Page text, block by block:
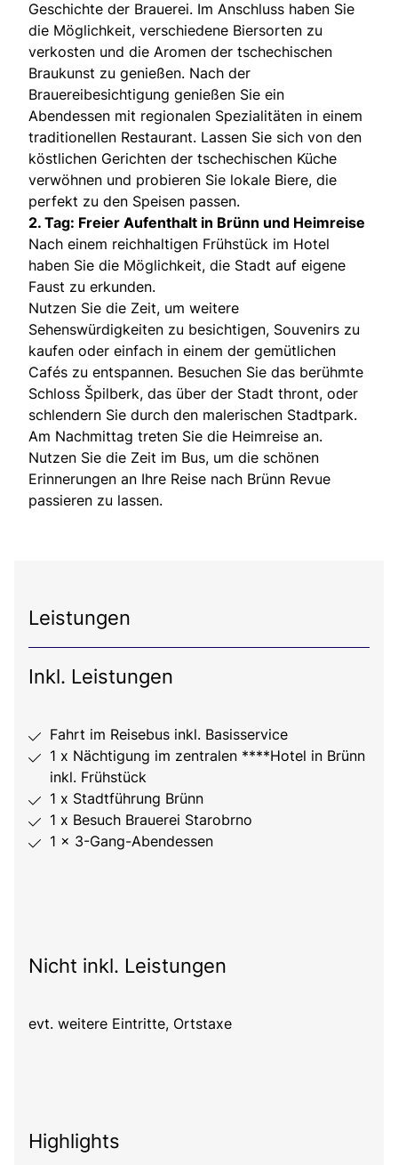
Geschichte der Brauerei. Im Anschluss haben Sie
die Möglichkeit, verschiedene Biersorten zu
verkosten und die Aromen der tschechischen
Braukunst zu genießen. Nach der
Brauereibesichtigung genießen Sie ein
Abendessen mit regionalen Spezialitäten in einem
traditionellen Restaurant. Lassen Sie sich von den
köstlichen Gerichten der tschechischen Küche
verwöhnen und probieren Sie lokale Biere, die
perfekt zu den Speisen passen.
2. Tag: Freier Aufenthalt in Brünn und Heimreise
Nach einem reichhaltigen Frühstück im Hotel
haben Sie die Möglichkeit, die Stadt auf eigene
Faust zu erkunden.
Nutzen Sie die Zeit, um weitere
Sehenswürdigkeiten zu besichtigen, Souvenirs zu
kaufen oder einfach in einem der gemütlichen
Cafés zu entspannen. Besuchen Sie das berühmte
Schloss Špilberk, das über der Stadt thront, oder
schlendern Sie durch den malerischen Stadtpark.
Am Nachmittag treten Sie die Heimreise an.
Nutzen Sie die Zeit im Bus, um die schönen
Erinnerungen an Ihre Reise nach Brünn Revue
passieren zu lassen.
Leistungen
Inkl. Leistungen
Fahrt im Reisebus inkl. Basisservice
1 x Nächtigung im zentralen ****Hotel in Brünn
inkl. Frühstück
1 x Stadtführung Brünn
1 x Besuch Brauerei Starobrno
1 x 3-Gang-Abendessen
Nicht inkl. Leistungen
evt. weitere Eintritte, Ortstaxe
Highlights